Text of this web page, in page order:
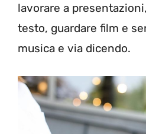
lavorare a
testo, guardare film e
musica e via dicendo.